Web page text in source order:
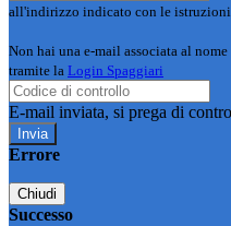
all'indirizzo indicato con le istruzioni
Non hai una e-mail associata al
tramite la Login Spaggiari
E-mail inviata, si prega di
Errore
Chiudi
Successo